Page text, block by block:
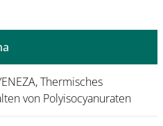
Thermisches
von Polyisocyanuraten